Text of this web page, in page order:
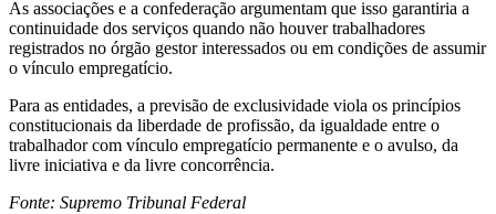
As associações e a confederação argumentam que isso garantiria a
continuidade dos serviços quando não houver trabalhadores
registrados no órgão gestor interessados ou em condições de assumir
o vínculo empregatício.
Para as entidades, a previsão de exclusividade viola os princípios
constitucionais da liberdade de profissão, da igualdade entre o
trabalhador com vínculo empregatício permanente e o avulso, da
livre iniciativa e da livre concorrência.
Fonte: Supremo Tribunal Federal